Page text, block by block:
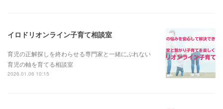
イロドリオンライン子育て相談室
育児の正解探しを終わらせる専門家と一緒にぶれない
育児の軸を育てる相談室
2026.01.06 10:15